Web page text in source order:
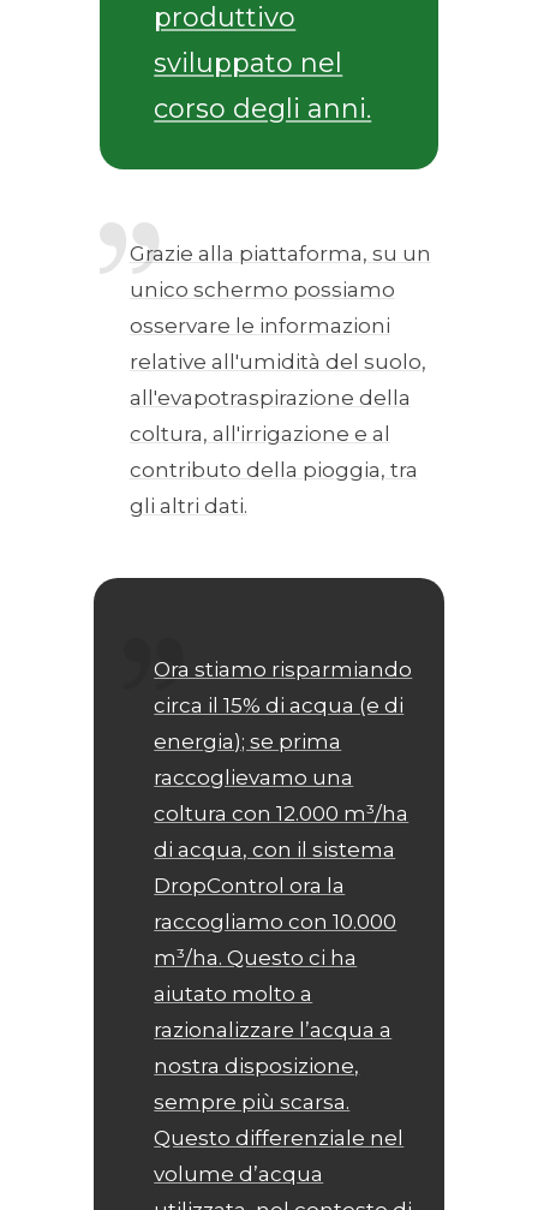
produttivo
sviluppato nel
corso degli anni.
Grazie alla piattaforma, su un
unico schermo possiamo
osservare le informazioni
relative all'umidità del suolo,
all'evapotraspirazione della
coltura, all'irrigazione e al
contributo della pioggia, tra
gli altri dati.
Ora stiamo risparmiando
circa il 15% di acqua (e di
energia); se prima
raccoglievamo una
coltura con 12.000 m³/ha
di acqua, con il sistema
DropControl ora la
raccogliamo con 10.000
m³/ha. Questo ci ha
aiutato molto a
razionalizzare l’acqua a
nostra disposizione,
sempre più scarsa.
Questo differenziale nel
volume d’acqua